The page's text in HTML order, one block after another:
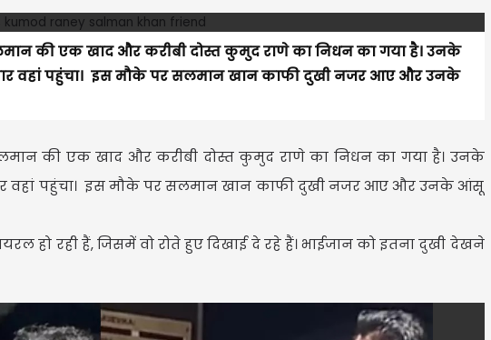
की एक खाद और करीबी दोस्त कुमुद राणे का निधन का गया है। उनके
वहां पहुंचा। इस मौके पर सलमान खान काफी दुखी नजर आए और उनके
की एक खाद और करीबी दोस्त कुमुद राणे का निधन का गया है। उनके
वहां पहुंचा। इस मौके पर सलमान खान काफी दुखी नजर आए और उनके आंसू
हो रही हैं, जिसमें वो रोते हुए दिखाई दे रहे हैं। भाईजान को इतना दुखी देखने